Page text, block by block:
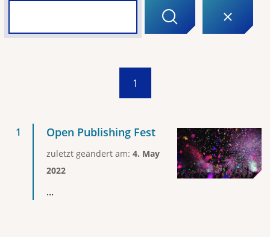
1
Open Publishing Fest
zuletzt geändert am: 4. May
2022
...